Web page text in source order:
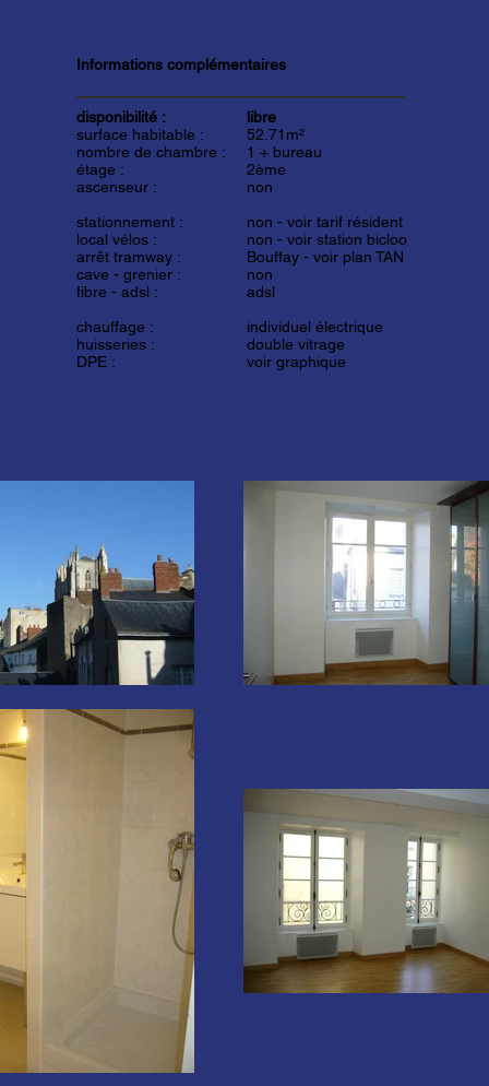
Informations complémentaires
disponibilité :
surface habitable :
nombre de chambre :
étage :
ascenseur :
stationnement :
local vélos :
arrêt tramway :
cave - grenier :
fibre - adsl :
chauffage :
huisseries :
DPE :
libre
52.71m²
1 + bureau
2ème
non
non - voir tarif résident
non - voir station bicloo
Bouffay - voir plan TAN
non
adsl
individuel électrique
double vitrage
voir graphique